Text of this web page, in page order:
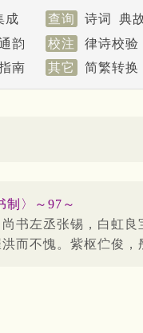
成 查询 诗词 典
韵 校注 律诗校验
南 其它 简繁转换
制〉～97～
书左丞张锡，白虹
而不愧。紫枢伫俊，